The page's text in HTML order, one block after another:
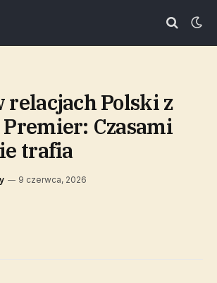
relacjach Polski z
Czasami
trafia
9 czerwca, 2026